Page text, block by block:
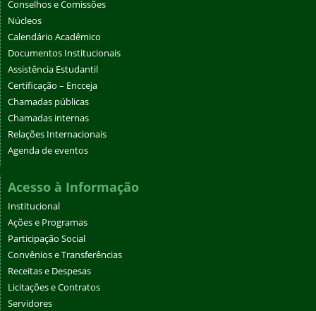
Conselhos e Comissões
Núcleos
Calendário Acadêmico
Documentos Institucionais
Assistência Estudantil
Certificação – Encceja
Chamadas públicas
Chamadas internas
Relações Internacionais
Agenda de eventos
Acesso à Informação
Institucional
Ações e Programas
Participação Social
Convênios e Transferências
Receitas e Despesas
Licitações e Contratos
Servidores